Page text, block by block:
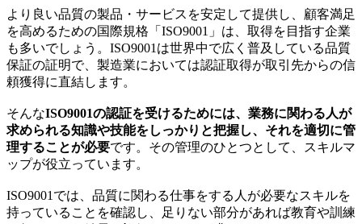
より良い品質の製品・サービスを安定して提供し、顧客満足
を高めるための国際規格「ISO9001」は、取得を目指す企業
も多いでしょう。ISO9001は世界中で広く普及している品質
保証の証明で、製造業においては認証取得が取引先からの信
頼獲得に直結します。
そんなISO9001の認証を受けるためには、業務に関わる人が
求められる知識や技能をしっかりと把握し、それを適切に管
理することが必要です。その管理のひとつとして、スキルマ
ップが役立っています。
ISO9001では、品質に関わる仕事をする人が必要なスキルを
持っていることを確認し、足りない部分があれば教育や訓練